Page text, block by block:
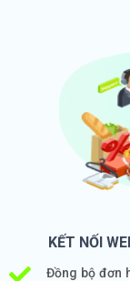
KẾT NỐI
Đồng bộ đơn